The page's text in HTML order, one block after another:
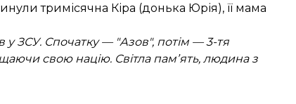
тримісячна Кіра (донька Юрія), її мама
у ЗСУ. Спочатку — "Азов", потім — 3-тя
свою націю. Світла памʼять, людина з